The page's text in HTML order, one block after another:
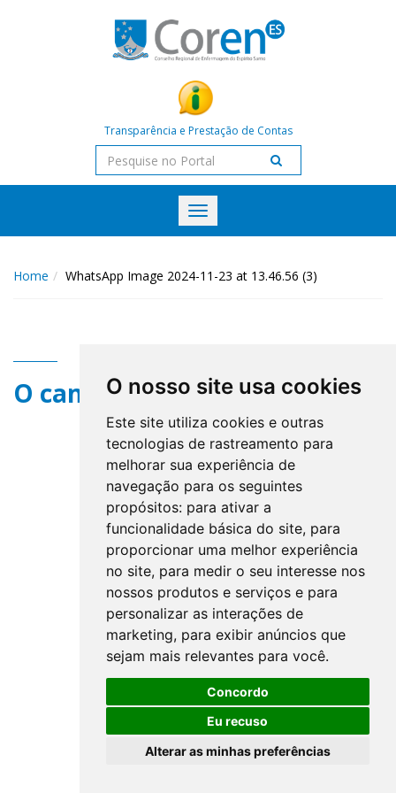
O nosso site usa cookies
Este site utiliza cookies e outras
tecnologias de rastreamento para
melhorar sua experiência de
navegação para os seguintes
propósitos: para ativar a
funcionalidade básica do site, para
proporcionar uma melhor experiência
no site, para medir o seu interesse nos
nossos produtos e serviços e para
personalizar as interações de
marketing, para exibir anúncios que
sejam mais relevantes para você.
Concordo
Eu recuso
Alterar as minhas preferências
Transparência e Prestação de Contas
Toggle
navigation
Home WhatsApp Image 2024-11-23 at 13.46.56 (3)
O campo title não existe.